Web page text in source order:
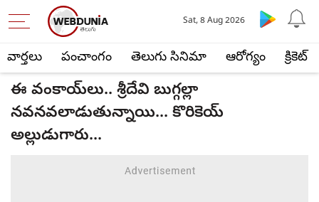
వార్తలు పంచాంగం తెలుగు సినిమా ఆరోగ్యం క్రికెట్
Sat, 8 Aug 2026
ఈ వంకాయ్‌లు.. శ్రీదేవి బుగ్గల్లా
నవనవలాడుతున్నాయి... కొరికెయ్
అల్లుడుగారు...